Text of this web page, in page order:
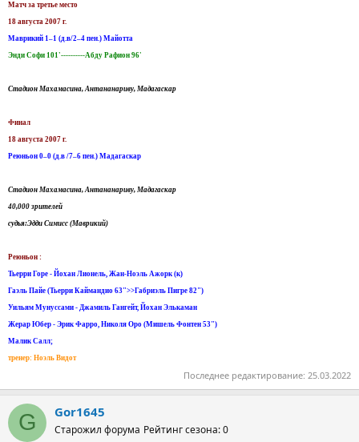
Матч за третье место
18 августа 2007 г.
Маврикий 1–1 (д.в/2–4 пен.) Майотта
Энди Софи 101'----------Абду Рафион 96'
Стадион Махамасина, Антананариву, Мадагаскар
Финал
18 августа 2007 г.
Реюньон 0–0 (д.в /7–6 пен.) Мадагаскар
Стадион Махамасина, Антананариву, Мадагаскар
40,000 зрителей
судья:Эдди Симисс (Маврикий)
Реюньон :
Тьерри Горе - Йохан Лионель, Жан-Ноэль Ажорк (к)
Гаэль Пайе (Тьерри Каймандио 63">>Габриэль Пигре 82")
Уильям Мунуссами - Джамиль Гангейт, Йохан Элькаман
Жерар Юбер - Эрик Фарро, Николя Оро (Мишель Фонтен 53")
Малик Салл;
тренер: Ноэль Видот
Последнее редактирование: 25.03.2022
G Gor1645
Старожил форума Рейтинг сезона: 0